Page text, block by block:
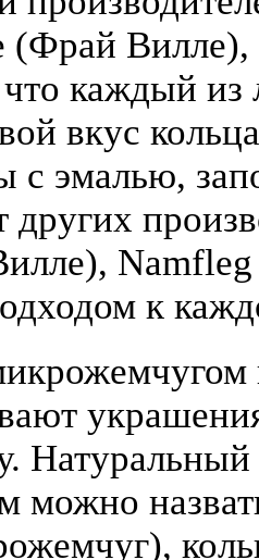
(Фрай
каждый
вкус
с эмалью,
других
к
можно